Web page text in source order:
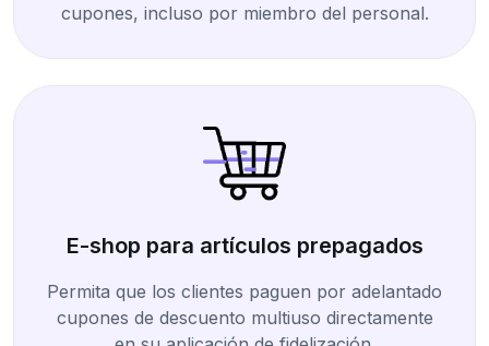
cupones, incluso por miembro del personal.
E-shop para artículos prepagados
Permita que los clientes paguen por adelantado
cupones de descuento multiuso directamente